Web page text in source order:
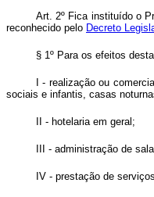
Art. 2º Fica instituído o
reconhecido pelo Decreto
§ 1º Para os efeitos
I - realização ou
sociais e infantis, casas
II - hotelaria em geral;
III - administração de
IV - prestação de